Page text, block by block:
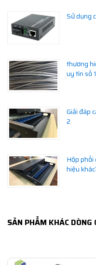
Sử dụng
thương
uy tín số
Giải đáp
2
Hộp phối
hiệu
SẢN PHẨM KHÁC DÒNG